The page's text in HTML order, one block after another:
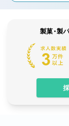
製菓・製